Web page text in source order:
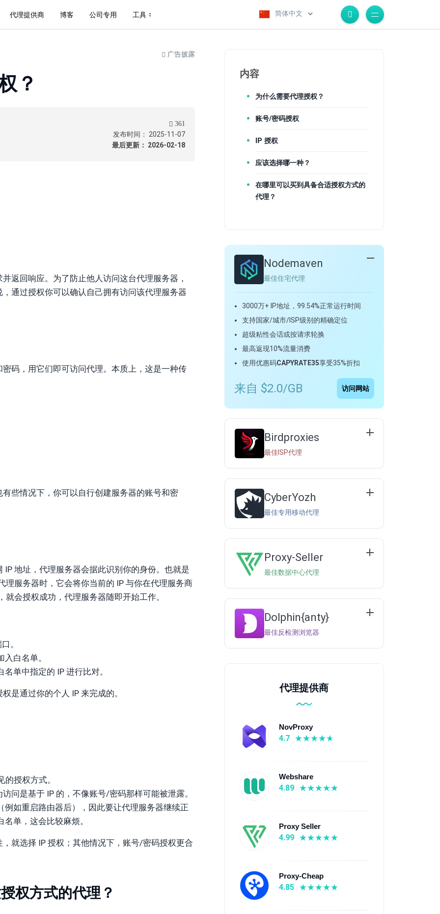
代理提供商 博客 公司专用 工具
广告披露
？
发布时间： 2025-11-07
最后更新： 2026-02-18
361
返回响应。为了防止他人访问这台代理服务器，
通过授权你可以确认自己拥有访问该代理服务器
码，用它们即可访问代理。本质上，这是一种传
些情况下，你可以自行创建服务器的账号和密
地址，代理服务器会据此识别你的身份。也就是
理服务器时，它会将你当前的 IP 与你在代理服务商
会授权成功，代理服务器随即开始工作。
。
白名单。
单中指定的 IP 进行比对。
是通过你的个人 IP 来完成的。
授权方式。
问是基于 IP 的，不像账号/密码那样可能被泄露。
例如重启路由器后），因此要让代理服务器继续正
单，这会比较麻烦。
就选择 IP 授权；其他情况下，账号/密码授权更合
权方式的代理？
内容
为什么需要代理授权？
账号/密码授权
IP 授权
应该选择哪一种？
在哪里可以买到具备合适授权方式的
代理？
Nodemaven
最佳住宅代理
3000万+ IP地址，99.54%正常运行时间
支持国家/城市/ISP级别的精确定位
超级粘性会话或按请求轮换
最高返现10%流量消费
使用优惠码CAPYRATE35享受35%折扣
来自 $2.0/GB 访问网站
Birdproxies
最佳ISP代理
CyberYozh
最佳专用移动代理
Proxy-Seller
最佳数据中心代理
Dolphin{anty}
最佳反检测浏览器
代理提供商
NovProxy
4.7
Webshare
4.89
Proxy Seller
4.99
Proxy-Cheap
4.85